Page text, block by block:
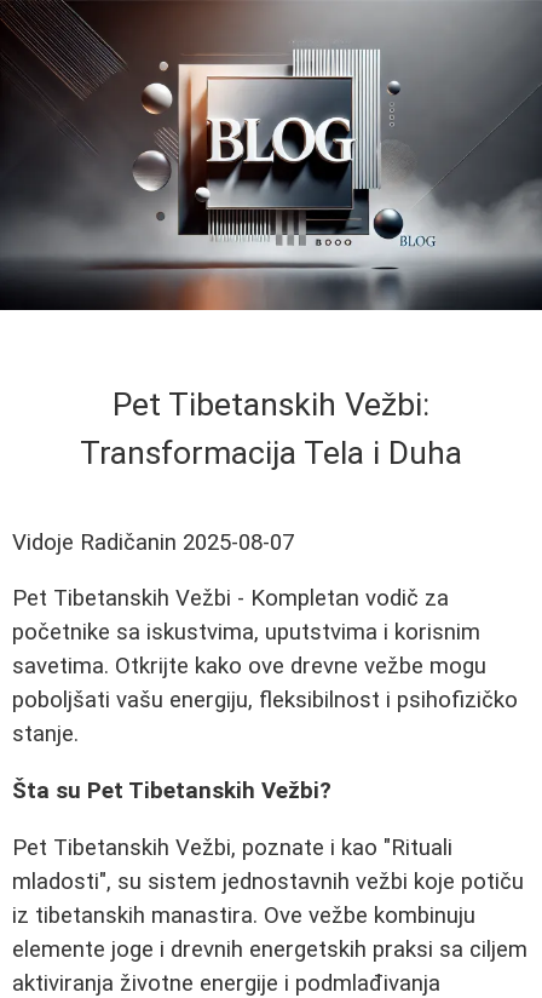
Pet Tibetanskih Vežbi:
Transformacija Tela i Duha
Vidoje Radičanin 2025-08-07
Pet Tibetanskih Vežbi - Kompletan vodič za
početnike sa iskustvima, uputstvima i korisnim
savetima. Otkrijte kako ove drevne vežbe mogu
poboljšati vašu energiju, fleksibilnost i psihofizičko
stanje.
Šta su Pet Tibetanskih Vežbi?
Pet Tibetanskih Vežbi, poznate i kao "Rituali
mladosti", su sistem jednostavnih vežbi koje potiču
iz tibetanskih manastira. Ove vežbe kombinuju
elemente joge i drevnih energetskih praksi sa ciljem
aktiviranja životne energije i podmlađivanja